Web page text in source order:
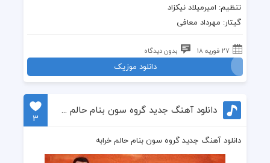
تنظیم: امیرمیلاد نیکزاد
گیتار: مهرداد معافی
27 فوریه 18 بدون دیدگاه
دانلود موزیک
دانلود آهنگ جدید گروه سون بنام حالم خرابه
3
دانلود آهنگ جدید گروه سون بنام حالم خرابه